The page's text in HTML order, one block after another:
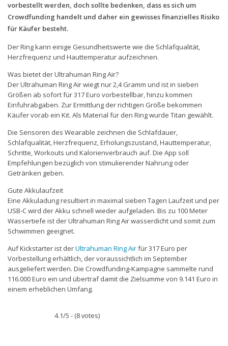
Flatrate-Datentarife
vorbestellt werden, doch sollte bedenken, dass es sich um
Crowdfunding handelt und daher ein gewisses finanzielles Risiko
für Käufer besteht.
Der Ring kann einige Gesundheitswerte wie die Schlafqualität,
Herzfrequenz und Hauttemperatur aufzeichnen.
Was bietet der Ultrahuman Ring Air?
Der Ultrahuman Ring Air wiegt nur 2,4 Gramm und ist in sieben
Größen ab sofort für 317 Euro vorbestellbar, hinzu kommen
Einfuhrabgaben. Zur Ermittlung der richtigen Größe bekommen
Käufer vorab ein Kit. Als Material für den Ring wurde Titan gewählt.
Die Sensoren des Wearable zeichnen die Schlafdauer,
Schlafqualität, Herzfrequenz, Erholungszustand, Hauttemperatur,
Schritte, Workouts und Kalorienverbrauch auf. Die App soll
Empfehlungen bezüglich von stimulierender Nahrung oder
Getränken geben.
Gute Akkulaufzeit
Eine Akkuladung resultiert in maximal sieben Tagen Laufzeit und per
USB-C wird der Akku schnell wieder aufgeladen. Bis zu 100 Meter
Wassertiefe ist der Ultrahuman Ring Air wasserdicht und somit zum
Schwimmen geeignet.
Auf Kickstarter ist derUltrahuman Ring Airfür 317 Euro per
Vorbestellung erhältlich, der voraussichtlich im September
ausgeliefert werden. Die Crowdfunding-Kampagne sammelte rund
116.000 Euro ein und übertraf damit die Zielsumme von 9.141 Euro in
einem erheblichen Umfang.
4.1/5 - (8 votes)